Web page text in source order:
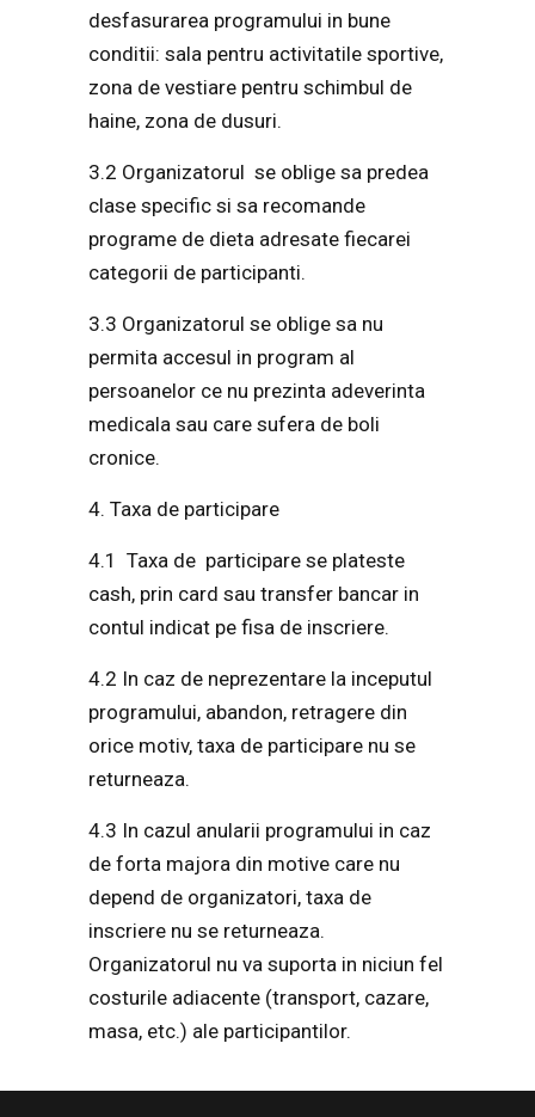
desfasurarea programului in bune
conditii: sala pentru activitatile sportive,
zona de vestiare pentru schimbul de
haine, zona de dusuri.
3.2 Organizatorul se oblige sa predea
clase specific si sa recomande
programe de dieta adresate fiecarei
categorii de participanti.
3.3 Organizatorul se oblige sa nu
permita accesul in program al
persoanelor ce nu prezinta adeverinta
medicala sau care sufera de boli
cronice.
4. Taxa de participare
4.1 Taxa de participare se plateste
cash, prin card sau transfer bancar in
contul indicat pe fisa de inscriere.
4.2 In caz de neprezentare la inceputul
programului, abandon, retragere din
orice motiv, taxa de participare nu se
returneaza.
4.3 In cazul anularii programului in caz
de forta majora din motive care nu
depend de organizatori, taxa de
inscriere nu se returneaza.
Organizatorul nu va suporta in niciun fel
costurile adiacente (transport, cazare,
masa, etc.) ale participantilor.